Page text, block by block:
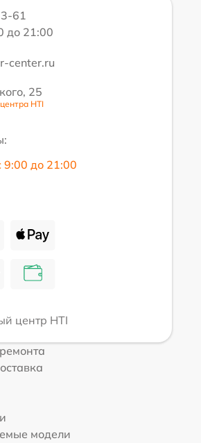
61
до 21:00
center.ru
25
HTI
9:00 до 21:00
центр HTI
модели